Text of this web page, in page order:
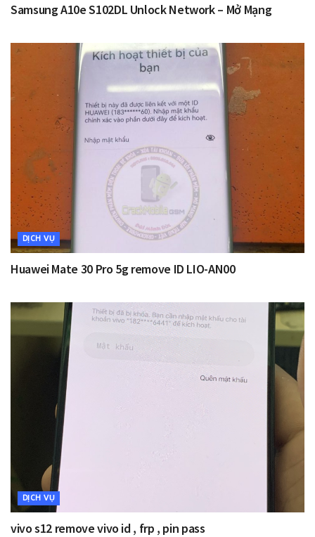
Samsung A10e S102DL Unlock Network – Mở Mạng
DỊCH VỤ
Huawei Mate 30 Pro 5g remove ID LIO-AN00
DỊCH VỤ
vivo s12 remove vivo id , frp , pin pass